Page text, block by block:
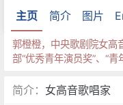
主页 简介 图片
郭橙橙，中央歌剧院女高
部“优秀青年演员奖”、“青
简介： 女高音歌唱家